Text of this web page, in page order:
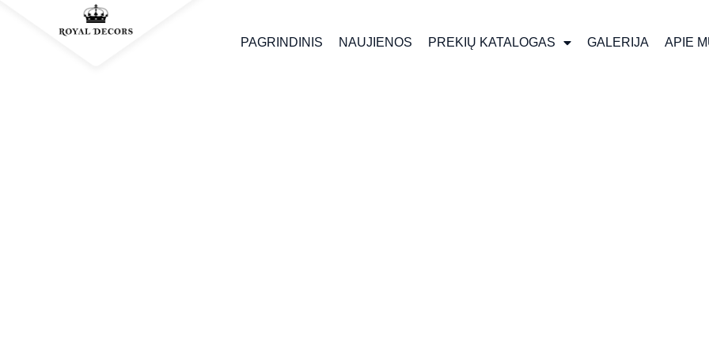
PAGRINDINIS NAUJIENOS PREKIŲ KATALOGAS GALERIJA APIE